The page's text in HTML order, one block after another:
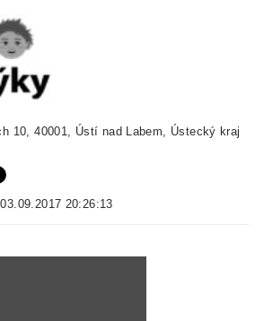
10, 40001, Ústí nad Labem, Ústecký kraj
20:26:13